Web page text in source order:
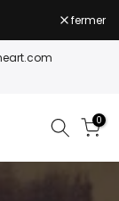
fermer
0